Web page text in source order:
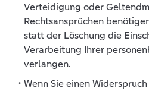
Verteidigung oder
Rechtsansprüchen
statt der Löschung die
Verarbeitung Ihrer
verlangen.
Wenn Sie einen